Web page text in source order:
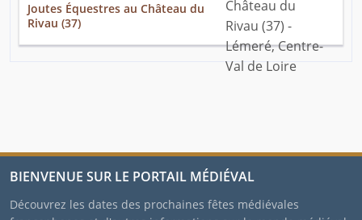
Joutes Équestres au Château du
Rivau (37)
BIENVENUE SUR LE PORTAIL MÉDIÉVAL
Découvrez les dates des prochaines fêtes médiévales